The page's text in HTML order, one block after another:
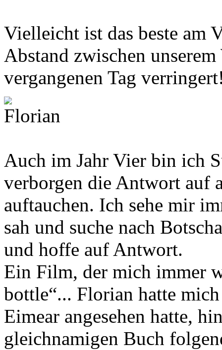
Vielleicht ist das beste am
Abstand zwischen
vergangenen Tag
Auch im Jahr Vier bin ich
verborgen die Antwort auf
auftauchen. Ich sehe mir
sah und suche nach
und hoffe auf Antwort.
Ein Film, der mich immer
bottle“... Florian hatte
Eimear angesehen hatte,
gleichnamigen Buch